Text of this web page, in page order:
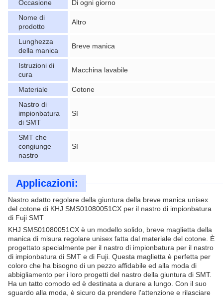
Occasione
Di ogni giorno
Nome di
prodotto
Altro
Lunghezza
della manica
Breve manica
Istruzioni di
cura
Macchina lavabile
Materiale
Cotone
Nastro di
impionbatura
di SMT
Sì
SMT che
congiunge
nastro
Sì
Applicazioni:
Nastro adatto regolare della giuntura della breve manica unisex
del cotone di KHJ SMS01080051CX per il nastro di impionbatura
di Fuji SMT
KHJ SMS01080051CX è un modello solido, breve maglietta della
manica di misura regolare unisex fatta dal materiale del cotone. È
progettato specialmente per il nastro di impionbatura per il nastro
di impionbatura di SMT e di Fuji. Questa maglietta è perfetta per
coloro che ha bisogno di un pezzo affidabile ed alla moda di
abbigliamento per i loro progetti del nastro della giuntura di SMT.
Ha un tatto comodo ed è destinata a durare a lungo. Con il suo
sguardo alla moda, è sicuro da prendere l'attenzione e rilasciare